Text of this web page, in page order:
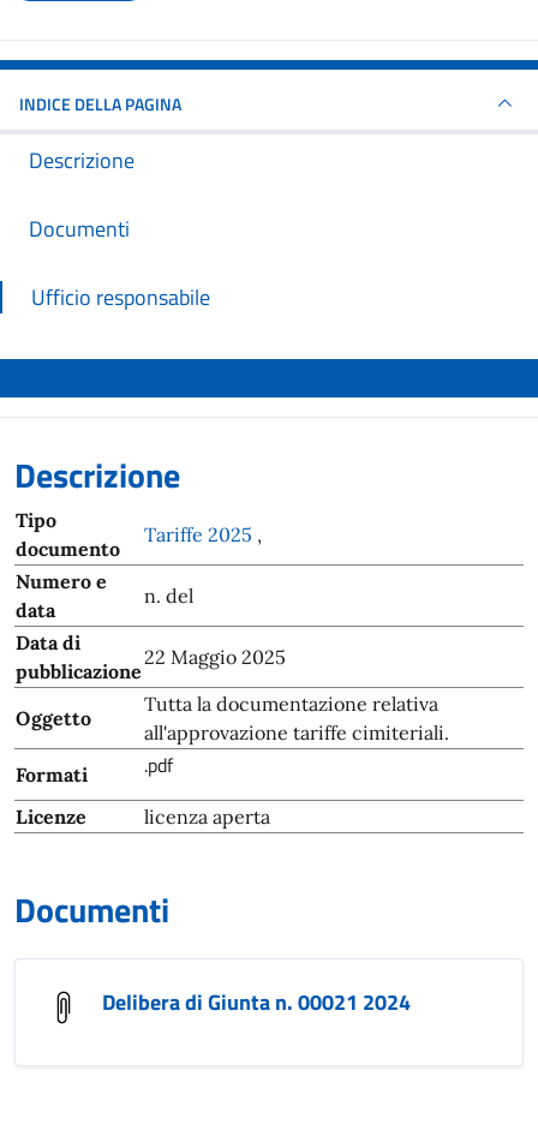
INDICE DELLA PAGINA
Descrizione
Documenti
Ufficio responsabile
Descrizione
Tipo
documento
Tariffe 2025 ,
Numero e
data
n. del
Data di
pubblicazione
22 Maggio 2025
Oggetto
Tutta la documentazione relativa
all'approvazione tariffe cimiteriali.
Formati
.pdf
Licenze licenza aperta
Documenti
Delibera di Giunta n. 00021 2024